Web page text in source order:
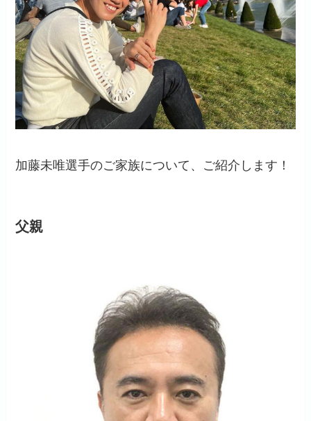
加藤未唯選手のご家族について、ご紹介します！
父親